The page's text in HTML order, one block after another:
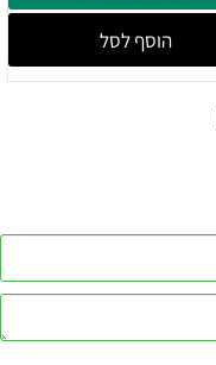
הוסף לסל